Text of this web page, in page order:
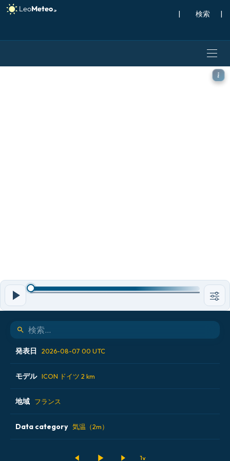
| |
ICON ドイツ 2 km モデル -
発表日 2026-08-07 00 UTC
2026-08-06 12 UTC
2026-08-06 18 UTC
2026-08-07 00 UTC
モデル ICON ドイツ 2 km
ALADIN CZ 2.3 km
ECMWF AIFS [AI]
地域 フランス
オーストリア
Data category 気温（2m）